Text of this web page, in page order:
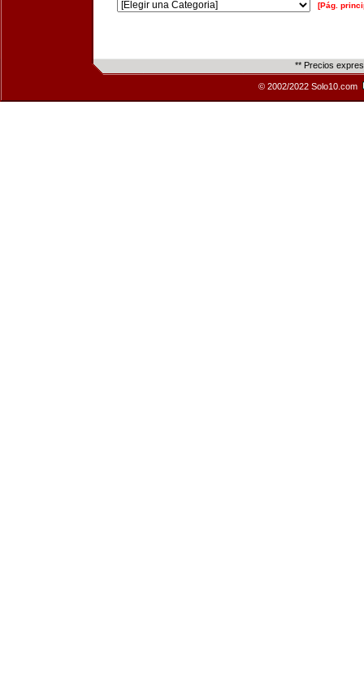
[Pág.
** Precios
© 2002/2022 Solo10.com